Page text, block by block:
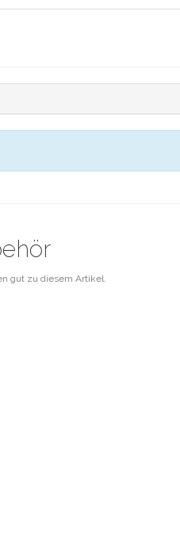
gut zu diesem Artikel.